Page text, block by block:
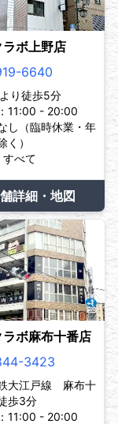
ラボ上野店
6640
り徒歩5分
11:00 - 20:00
し（臨時休業・年
く）
べて
詳細・地図
ラボ麻布十番店
3423
大江戸線 麻布十
歩3分
11:00 - 20:00